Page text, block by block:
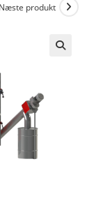
Næste produkt